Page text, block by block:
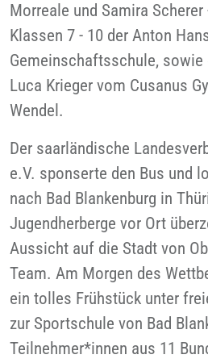
Morreale und Samira
Klassen 7 - 10 der Anton
Gemeinschaftsschule, sowie
Luca Krieger vom Cusanus
Wendel.
Der saarländische
e.V. sponserte den Bus und
nach Bad Blankenburg in
Jugendherberge vor Ort
Aussicht auf die Stadt von
Team. Am Morgen des
ein tolles Frühstück unter
zur Sportschule von Bad
Teilnehmer*innen aus 11